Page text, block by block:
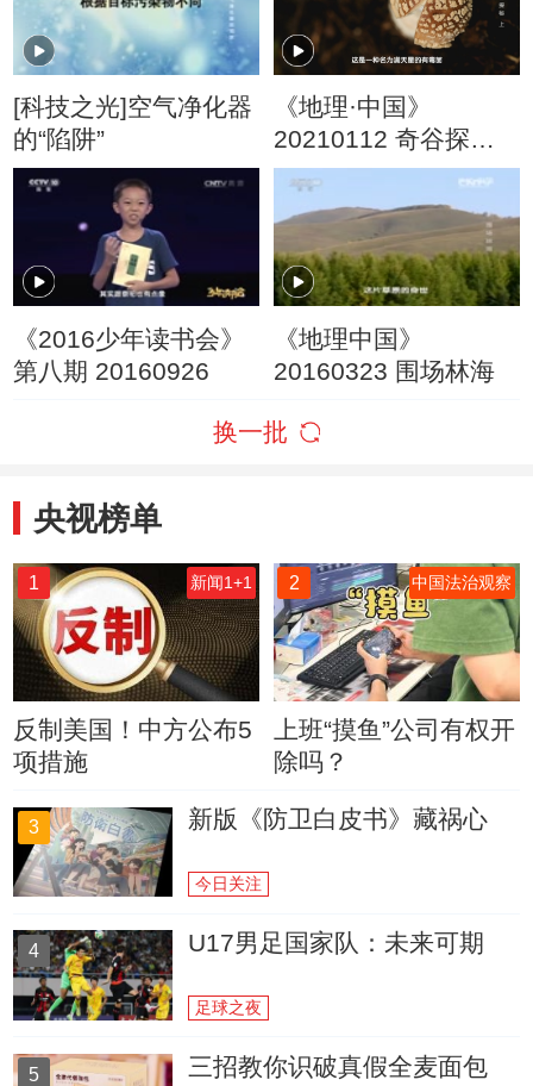
[科技之光]空气净化器
的“陷阱”
《地理·中国》
20210112 奇谷探秘
上
《2016少年读书会》
第八期 20160926
《地理中国》
20160323 围场林海
换一批
央视榜单
1 新闻1+1
反制美国！中方公布5
项措施
2 中国法治观察
上班“摸鱼”公司有权开
除吗？
3 新版《防卫白皮书》藏祸心
今日关注
4 U17男足国家队：未来可期
足球之夜
5 三招教你识破真假全麦面包